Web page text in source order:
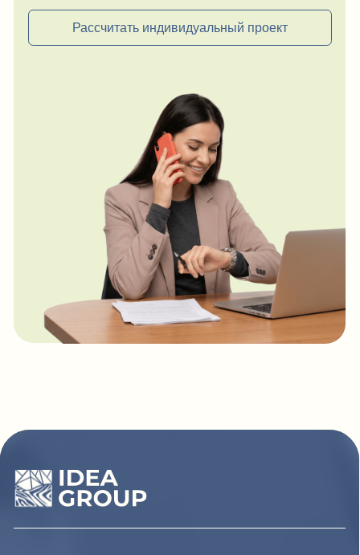
данных
Карта сайта
Реквизиты компании
8 (988) 794 67 94
ideagroup05@mail.ru
г. Махачкала, ул. А.Исмаилова 17
Хотите сотрудничать с нами?
Если Вы хотите стать нашим партнером, оставьте Ваш
e-mail, и мы свяжемся с Вами в ближайшее время:
Нажимая на кнопку, Вы соглашаетесь с условиями
Политики конфиденциальности и обработки
персональных данных
Нажимая на кнопку, Вы даете
Cогласие на обработку
персональных данных.